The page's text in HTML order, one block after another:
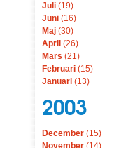
Juli (19)
Juni (16)
Maj (30)
April (26)
Mars (21)
Februari (15)
Januari (13)
2003
December (15)
November (14)